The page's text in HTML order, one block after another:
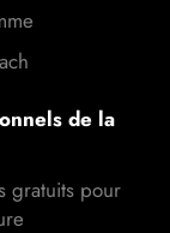
de la
gratuits pour